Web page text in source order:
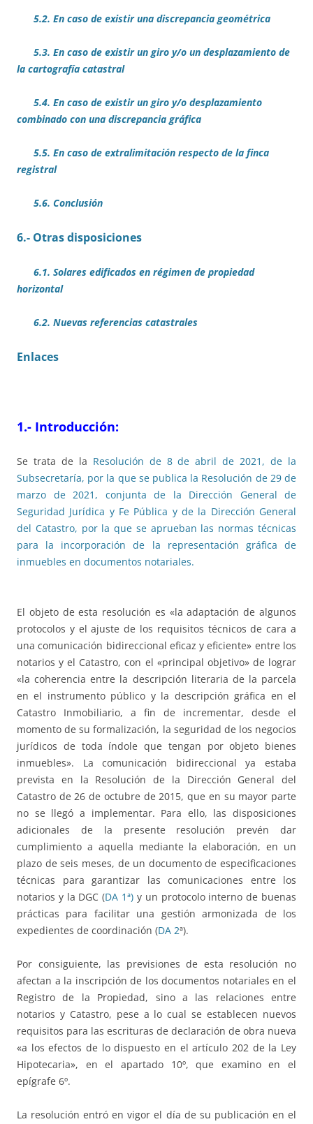
5.2. En caso de existir una discrepancia geométrica
5.3. En caso de existir un giro y/o un desplazamiento de
la cartografía catastral
5.4. En caso de existir un giro y/o desplazamiento
combinado con una discrepancia gráfica
5.5. En caso de extralimitación respecto de la finca
registral
5.6. Conclusión
6.- Otras disposiciones
6.1. Solares edificados en régimen de propiedad
horizontal
6.2. Nuevas referencias catastrales
Enlaces
1.- Introducción:
Se trata de la Resolución de 8 de abril de 2021, de la
Subsecretaría, por la que se publica la Resolución de 29 de
marzo de 2021, conjunta de la Dirección General de
Seguridad Jurídica y Fe Pública y de la Dirección General
del Catastro, por la que se aprueban las normas técnicas
para la incorporación de la representación gráfica de
inmuebles en documentos notariales.
El objeto de esta resolución es «la adaptación de algunos
protocolos y el ajuste de los requisitos técnicos de cara a
una comunicación bidireccional eficaz y eficiente» entre los
notarios y el Catastro, con el «principal objetivo» de lograr
«la coherencia entre la descripción literaria de la parcela
en el instrumento público y la descripción gráfica en el
Catastro Inmobiliario, a fin de incrementar, desde el
momento de su formalización, la seguridad de los negocios
jurídicos de toda índole que tengan por objeto bienes
inmuebles». La comunicación bidireccional ya estaba
prevista en la Resolución de la Dirección General del
Catastro de 26 de octubre de 2015, que en su mayor parte
no se llegó a implementar. Para ello, las disposiciones
adicionales de la presente resolución prevén dar
cumplimiento a aquella mediante la elaboración, en un
plazo de seis meses, de un documento de especificaciones
técnicas para garantizar las comunicaciones entre los
notarios y la DGC (DA 1ª) y un protocolo interno de buenas
prácticas para facilitar una gestión armonizada de los
expedientes de coordinación (DA 2ª).
Por consiguiente, las previsiones de esta resolución no
afectan a la inscripción de los documentos notariales en el
Registro de la Propiedad, sino a las relaciones entre
notarios y Catastro, pese a lo cual se establecen nuevos
requisitos para las escrituras de declaración de obra nueva
«a los efectos de lo dispuesto en el artículo 202 de la Ley
Hipotecaria», en el apartado 10º, que examino en el
epígrafe 6º.
La resolución entró en vigor el día de su publicación en el